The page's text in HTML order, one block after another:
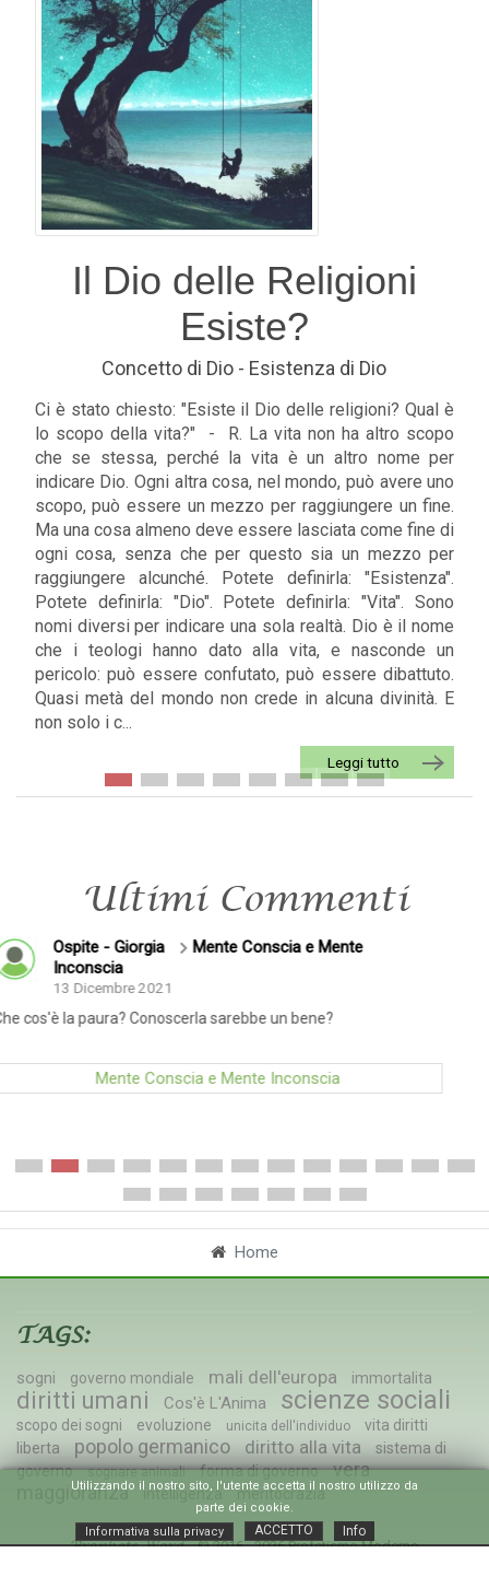
Utilizzando il nostro sito, l'utente accetta il nostro utilizzo da
parte dei cookie.
Informativa sulla privacy
ACCETTO Info
Il Dio delle Religioni
Esiste?
Concetto di Dio - Esistenza di Dio
Ci è stato chiesto: "Esiste il Dio delle religioni? Qual è
lo scopo della vita?" - R. La vita non ha altro scopo
che se stessa, perché la vita è un altro nome per
indicare Dio. Ogni altra cosa, nel mondo, può avere uno
scopo, può essere un mezzo per raggiungere un fine.
Ma una cosa almeno deve essere lasciata come fine di
ogni cosa, senza che per questo sia un mezzo per
raggiungere alcunché. Potete definirla: "Esistenza".
Potete definirla: "Dio". Potete definirla: "Vita". Sono
nomi diversi per indicare una sola realtà. Dio è il nome
che i teologi hanno dato alla vita, e nasconde un
pericolo: può essere confutato, può essere dibattuto.
Quasi metà del mondo non crede in alcuna divinità. E
non solo i c...
Leggi tutto
Ultimi Commenti
e Mente
bene?
Ospite - Valentina F.
Per il Profetismo Moderno "Esiste il
https://prophets-word.com/articoli/
esistenza...
Home
TAGS:
sogni governo mondiale mali dell'europa immortalita
diritti umani Cos'è L'Anima scienze sociali
scopo dei sogni evoluzione unicita dell'individuo
vita diritti
liberta
popolo germanico diritto alla vita
sistema di
governo
sognare animali forma di governo
vera
maggioranza
intelligenza meritocrazia
Prophets Word© 2016 - 2026 Profetismo Moderno